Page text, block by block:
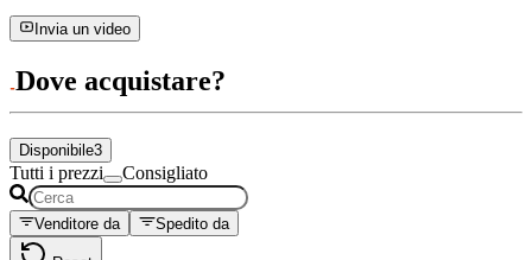
Invia un video
Dove acquistare?
Disponibile3
Tutti i prezzi Consigliato
Venditore da Spedito da